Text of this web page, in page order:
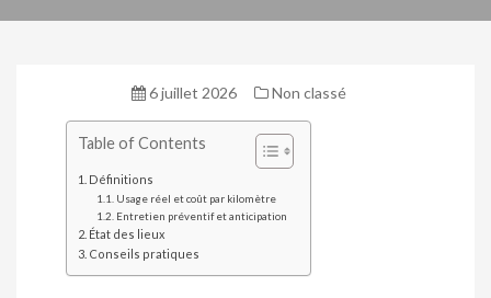
6 juillet 2026 Non classé
Table of Contents
Définitions
Usage réel et coût par kilomètre
Entretien préventif et anticipation
État des lieux
Conseils pratiques